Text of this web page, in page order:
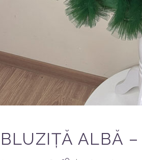
BLUZIȚĂ ALBĂ